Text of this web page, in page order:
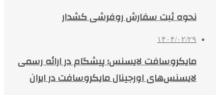
نحوه ثبت سفارش روفرشی کشدار
۱۴۰۴/۰۲/۲۹
مایکروسافت لایسنس؛ پیشگام در ارائه رسمی
لایسنس‌های اورجینال مایکروسافت در ایران